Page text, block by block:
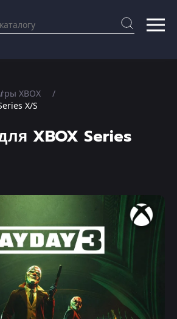
XBOX
X/S
XBOX Series